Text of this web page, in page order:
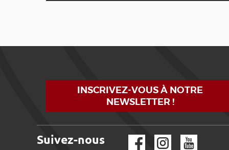
INSCRIVEZ-VOUS À NOTRE
NEWSLETTER !
Suivez-nous